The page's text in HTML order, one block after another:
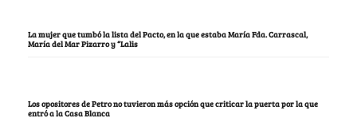
La mujer que tumbó la lista del Pacto, en la que estaba María Fda. Carrascal,
María del Mar Pizarro y “Lalis
Los opositores de Petro no tuvieron más opción que criticar la puerta por la que
entró a la Casa Blanca